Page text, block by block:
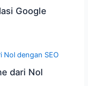
Google
dari Nol